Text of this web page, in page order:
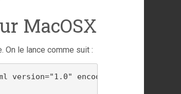
MacOSX
On le lance comme suit :
encoding="UTF-8"?>